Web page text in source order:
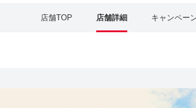
店舗TOP 店舗詳細 キャンペー